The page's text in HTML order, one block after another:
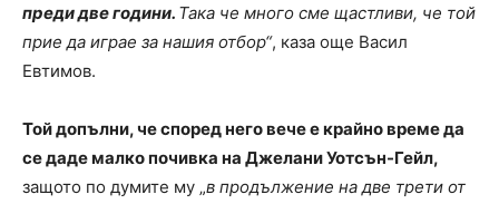
преди две години. Така че много сме щастливи, че той
прие да играе за нашия отбор“, каза още Васил
Евтимов.
Той допълни, че според него вече е крайно време да
се даде малко почивка на Джелани Уотсън-Гейл,
защото по думите му „в продължение на две трети от